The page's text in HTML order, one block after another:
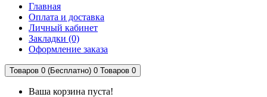
Главная
Оплата и доставка
Личный кабинет
Закладки (0)
Оформление заказа
Товаров 0 (Бесплатно) 0 Товаров 0
Ваша корзина пуста!